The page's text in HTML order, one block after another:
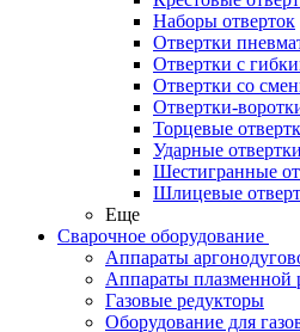
Наборы отверток
Отвертки
Отвертки с
Отвертки со
Отвертки-
Торцевые
Ударные отвертки
Шестигранные
Шлицевые
Еще
Сварочное оборудование
Аппараты
Аппараты плазменной
Газовые редукторы
Оборудование для